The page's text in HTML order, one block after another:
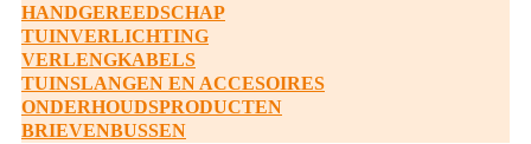
HANDGEREEDSCHAP
TUINVERLICHTING
VERLENGKABELS
TUINSLANGEN EN ACCESOIRES
ONDERHOUDSPRODUCTEN
BRIEVENBUSSEN